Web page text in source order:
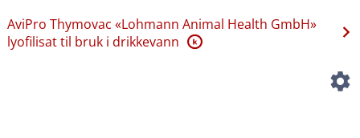
AviPro Thymovac «Lohmann Animal Health GmbH»
lyofilisat til bruk i drikkevann K